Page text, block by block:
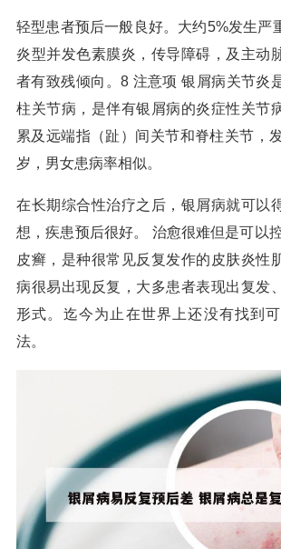
轻型患者预后一般良好。大约5%发生严
炎型并发色素膜炎，传导障碍，及主动
者有致残倾向。8 注意项 银屑病关节炎
柱关节病，是伴有银屑病的炎症性关节
累及远端指（趾）间关节和脊柱关节，
岁，男女患病率相似。
在长期综合性治疗之后，银屑病就可以
想，疾患预后很好。 治愈很难但是可以
皮癣，是种很常见反复发作的皮肤炎性
病很易出现反复，大多患者表现出复发
形式。迄今为止在世界上还没有找到
法。